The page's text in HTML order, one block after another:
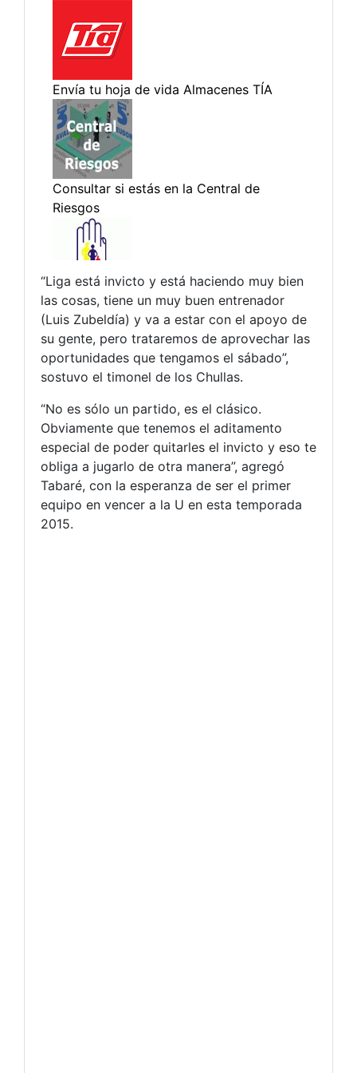
“Liga está invicto y está haciendo muy bien
las cosas, tiene un muy buen entrenador
(Luis Zubeldía) y va a estar con el apoyo de
su gente, pero trataremos de aprovechar las
oportunidades que tengamos el sábado”,
sostuvo el timonel de los Chullas.
“No es sólo un partido, es el clásico.
Obviamente que tenemos el aditamento
especial de poder quitarles el invicto y eso te
obliga a jugarlo de otra manera”, agregó
Tabaré, con la esperanza de ser el primer
equipo en vencer a la U en esta temporada
2015.